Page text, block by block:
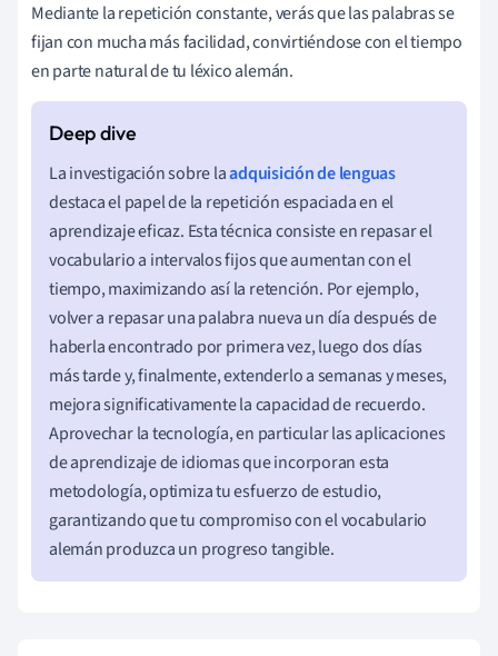
Mediante la repetición constante, verás que las palabras se
fijan con mucha más facilidad, convirtiéndose con el tiempo
en parte natural de tu léxico alemán.
La investigación sobre laadquisición de lenguas
destaca el papel de la repetición espaciada en el
aprendizaje eficaz. Esta técnica consiste en repasar el
vocabulario a intervalos fijos que aumentan con el
tiempo, maximizando así la retención. Por ejemplo,
volver a repasar una palabra nueva un día después de
haberla encontrado por primera vez, luego dos días
más tarde y, finalmente, extenderlo a semanas y meses,
mejora significativamente la capacidad de recuerdo.
Aprovechar la tecnología, en particular las aplicaciones
de aprendizaje de idiomas que incorporan esta
metodología, optimiza tu esfuerzo de estudio,
garantizando que tu compromiso con el vocabulario
alemán produzca un progreso tangible.